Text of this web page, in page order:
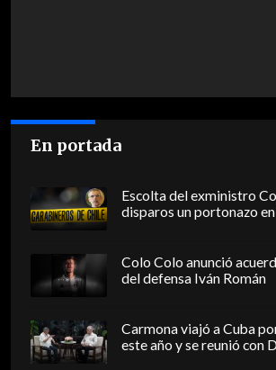
En portada
Escolta del exministro
disparos un portonazo
Colo Colo anunció
del defensa Iván Román
Carmona viajó a Cuba
este año y se reunió con